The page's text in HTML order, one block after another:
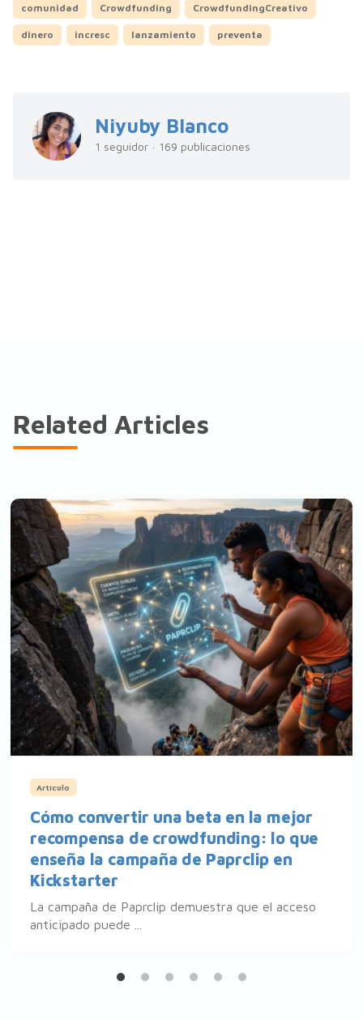
comunidad Crowdfunding CrowdfundingCreativo
dinero incresc lanzamiento preventa
Niyuby Blanco
1 seguidor · 169 publicaciones
Related Articles
Artículo
Cómo convertir una beta en la mejor
recompensa de crowdfunding: lo que
enseña la campaña de Paprclip en
Kickstarter
La campaña de Paprclip demuestra que el acceso
anticipado puede ...